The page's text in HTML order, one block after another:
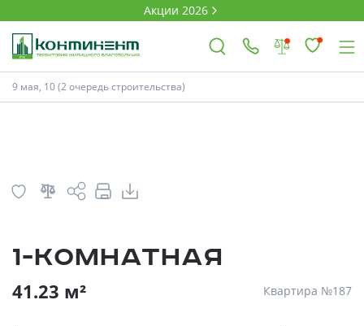
Акции 2026
Акции
Новости
9 мая, 10 (2 очередь строительства)
1-комнатная
41.23 м² Квартира №187
План Комнатность
* Скидки предоставляются в